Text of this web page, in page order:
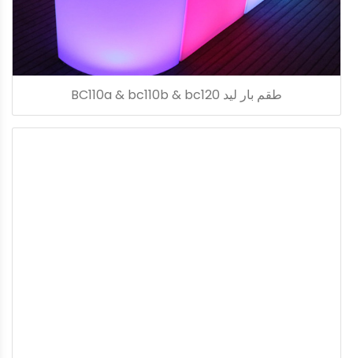
طقم بار ليد BC110a & bc110b & bc120